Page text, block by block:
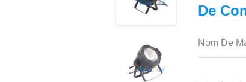
De
Nom De